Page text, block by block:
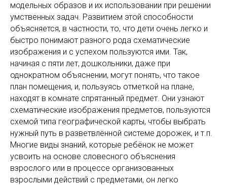
модельных образов и их использовании при решении
умственных задач. Развитием этой способности
объясняется, в частности, то, что дети очень легко и
быстро понимают разного рода схематические
изображения и с успехом пользуются ими. Так,
начиная с пяти лет, дошкольники, даже при
однократном объяснении, могут понять, что такое
план помещения, и, пользуясь отметкой на плане,
находят в комнате спрятанный предмет. Они узнают
схематические изображения предметов, пользуются
схемой типа географической карты, чтобы выбрать
нужный путь в разветвлённой системе дорожек, и т.п.
Многие виды знаний, которые ребёнок не может
усвоить на основе словесного объяснения
взрослого или в процессе организованных
взрослыми действий с предметами, он легко